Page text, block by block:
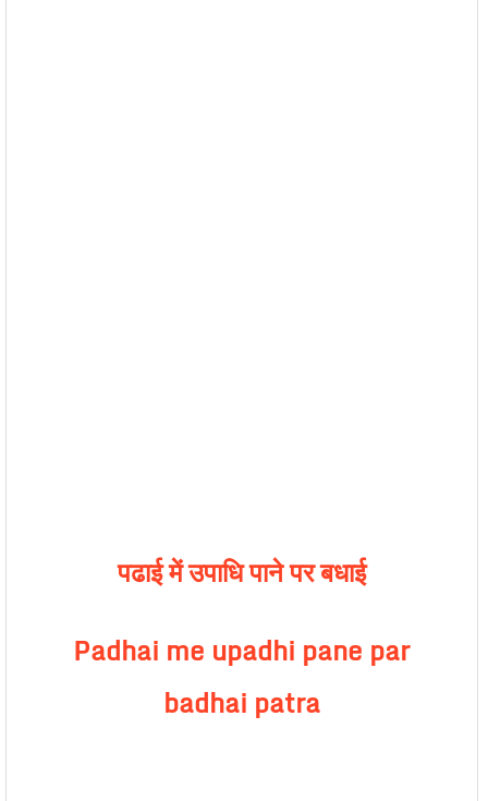
पढाई में उपाधि पाने पर बधाई
Padhai me upadhi pane par
badhai patra